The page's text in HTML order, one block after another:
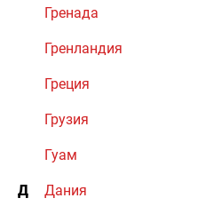
Гренада
Гренландия
Греция
Грузия
Гуам
Д Дания